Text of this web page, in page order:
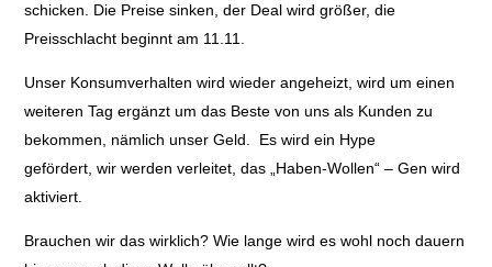
schicken. Die Preise sinken, der Deal wird größer, die
Preisschlacht beginnt am 11.11.
Unser Konsumverhalten wird wieder angeheizt, wird um einen
weiteren Tag ergänzt um das Beste von uns als Kunden zu
bekommen, nämlich unser Geld. Es wird ein Hype
gefördert, wir werden verleitet, das „Haben-Wollen“ – Gen wird
aktiviert.
Brauchen wir das wirklich? Wie lange wird es wohl noch dauern